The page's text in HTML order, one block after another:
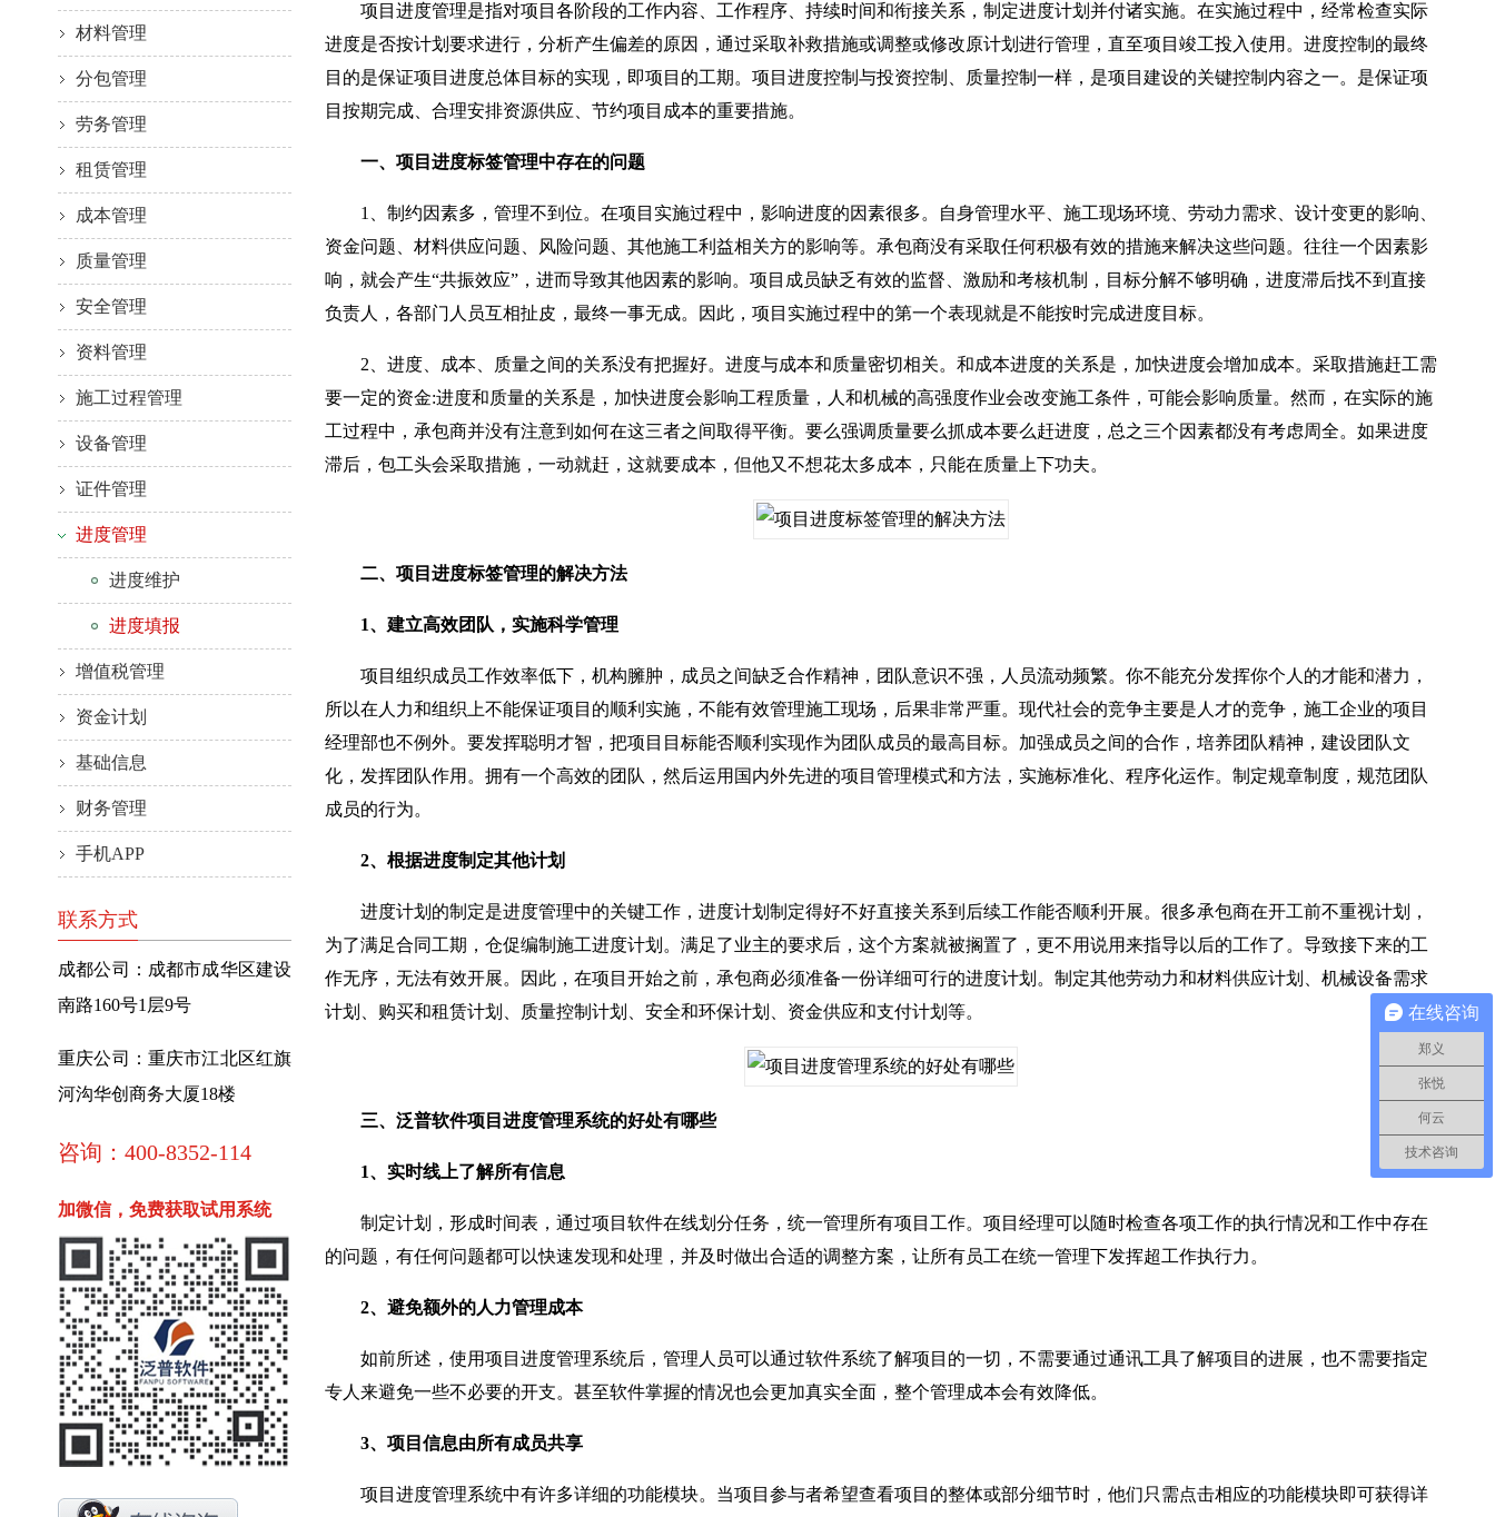
项目进度管理是指对项目各阶段的工作内容、工作程序、持续时间和衔接关系，制定进度计划并付诸实施。在实施过程中，经常检查实际
进度是否按计划要求进行，分析产生偏差的原因，通过采取补救措施或调整或修改原计划进行管理，直至项目竣工投入使用。进度控制的最终
目的是保证项目进度总体目标的实现，即项目的工期。项目进度控制与投资控制、质量控制一样，是项目建设的关键控制内容之一。是保证项
目按期完成、合理安排资源供应、节约项目成本的重要措施。
一、项目进度标签管理中存在的问题
1、制约因素多，管理不到位。在项目实施过程中，影响进度的因素很多。自身管理水平、施工现场环境、劳动力需求、设计变更的影响、
资金问题、材料供应问题、风险问题、其他施工利益相关方的影响等。承包商没有采取任何积极有效的措施来解决这些问题。往往一个因素影
响，就会产生“共振效应”，进而导致其他因素的影响。项目成员缺乏有效的监督、激励和考核机制，目标分解不够明确，进度滞后找不到直接
负责人，各部门人员互相扯皮，最终一事无成。因此，项目实施过程中的第一个表现就是不能按时完成进度目标。
2、进度、成本、质量之间的关系没有把握好。进度与成本和质量密切相关。和成本进度的关系是，加快进度会增加成本。采取措施赶工需
要一定的资金:进度和质量的关系是，加快进度会影响工程质量，人和机械的高强度作业会改变施工条件，可能会影响质量。然而，在实际的施
工过程中，承包商并没有注意到如何在这三者之间取得平衡。要么强调质量要么抓成本要么赶进度，总之三个因素都没有考虑周全。如果进度
滞后，包工头会采取措施，一动就赶，这就要成本，但他又不想花太多成本，只能在质量上下功夫。
二、项目进度标签管理的解决方法
1、建立高效团队，实施科学管理
项目组织成员工作效率低下，机构臃肿，成员之间缺乏合作精神，团队意识不强，人员流动频繁。你不能充分发挥你个人的才能和潜力，
所以在人力和组织上不能保证项目的顺利实施，不能有效管理施工现场，后果非常严重。现代社会的竞争主要是人才的竞争，施工企业的项目
经理部也不例外。要发挥聪明才智，把项目目标能否顺利实现作为团队成员的最高目标。加强成员之间的合作，培养团队精神，建设团队文
化，发挥团队作用。拥有一个高效的团队，然后运用国内外先进的项目管理模式和方法，实施标准化、程序化运作。制定规章制度，规范团队
成员的行为。
2、根据进度制定其他计划
进度计划的制定是进度管理中的关键工作，进度计划制定得好不好直接关系到后续工作能否顺利开展。很多承包商在开工前不重视计划，
为了满足合同工期，仓促编制施工进度计划。满足了业主的要求后，这个方案就被搁置了，更不用说用来指导以后的工作了。导致接下来的工
作无序，无法有效开展。因此，在项目开始之前，承包商必须准备一份详细可行的进度计划。制定其他劳动力和材料供应计划、机械设备需求
计划、购买和租赁计划、质量控制计划、安全和环保计划、资金供应和支付计划等。
三、泛普软件项目进度管理系统的好处有哪些
1、实时线上了解所有信息
制定计划，形成时间表，通过项目软件在线划分任务，统一管理所有项目工作。项目经理可以随时检查各项工作的执行情况和工作中存在
的问题，有任何问题都可以快速发现和处理，并及时做出合适的调整方案，让所有员工在统一管理下发挥超工作执行力。
2、避免额外的人力管理成本
如前所述，使用项目进度管理系统后，管理人员可以通过软件系统了解项目的一切，不需要通过通讯工具了解项目的进展，也不需要指定
专人来避免一些不必要的开支。甚至软件掌握的情况也会更加真实全面，整个管理成本会有效降低。
3、项目信息由所有成员共享
项目进度管理系统中有许多详细的功能模块。当项目参与者希望查看项目的整体或部分细节时，他们只需点击相应的功能模块即可获得详
材料管理
分包管理
劳务管理
租赁管理
成本管理
质量管理
安全管理
资料管理
施工过程管理
设备管理
证件管理
进度管理
进度维护
进度填报
增值税管理
资金计划
基础信息
财务管理
手机APP
联系方式
成都公司：成都市成华区建设
南路160号1层9号
重庆公司：重庆市江北区红旗
河沟华创商务大厦18楼
咨询：400-8352-114
加微信，免费获取试用系统
在线咨询
郑义
张悦
何云
技术咨询